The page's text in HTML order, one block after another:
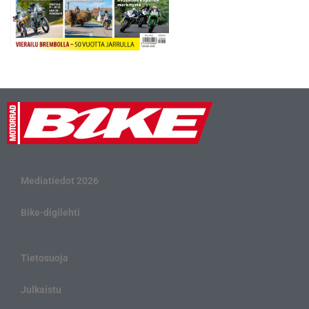
Mediatiedot 2026
Bike-digilehti
Tietosuoja
Julkaistu